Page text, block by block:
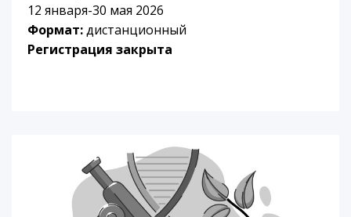
12 января-30 мая 2026
Формат:дистанционный
Регистрация закрыта